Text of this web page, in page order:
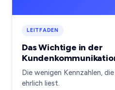
LEITFADEN
Das Wichtige in der
Die wenigen Kennzahlen,
ehrlich liest.